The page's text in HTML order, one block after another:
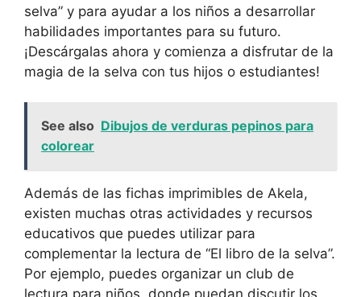
selva” y para ayudar a los niños a desarrollar
habilidades importantes para su futuro.
¡Descárgalas ahora y comienza a disfrutar de la
magia de la selva con tus hijos o estudiantes!
See also Dibujos de verduras pepinos para
colorear
Además de las fichas imprimibles de Akela,
existen muchas otras actividades y recursos
educativos que puedes utilizar para
complementar la lectura de “El libro de la selva”.
Por ejemplo, puedes organizar un club de
lectura para niños, donde puedan discutir los